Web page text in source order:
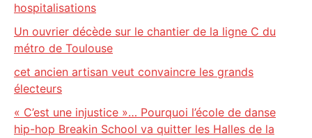
hospitalisations
Un ouvrier décède sur le chantier de la ligne C du
métro de Toulouse
cet ancien artisan veut convaincre les grands
électeurs
« C’est une injustice »… Pourquoi l’école de danse
hip-hop Breakin School va quitter les Halles de la